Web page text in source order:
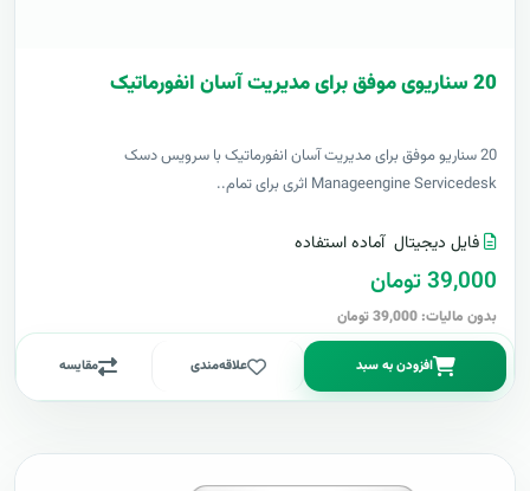
20 سناریوی موفق برای مدیریت آسان انفورماتیک
20 سناریو موفق برای مدیریت آسان انفورماتیک با سرویس دسک
Manageengine Servicedesk اثری برای تمام..
فایل دیجیتال آماده استفاده
39,000 تومان
بدون مالیات: 39,000 تومان
افزودن به سبد علاقه‌مندی مقایسه